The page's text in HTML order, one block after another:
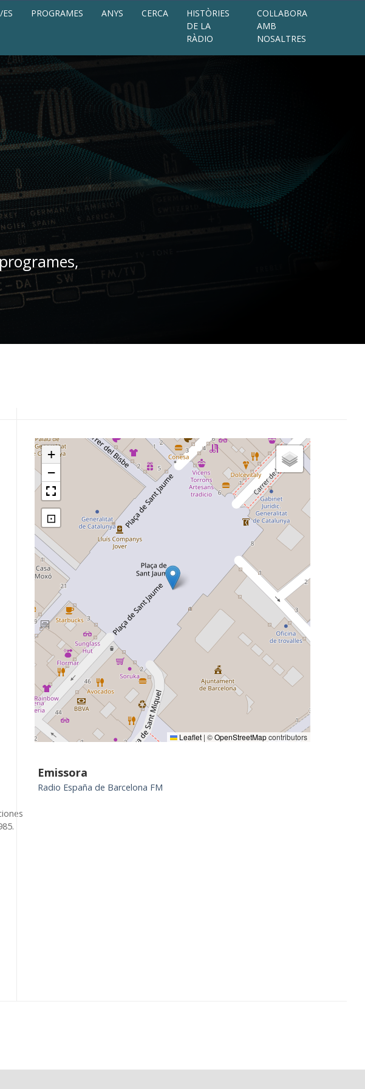
PROGRAMES ANYS CERCA
HISTÒRIES
DE LA
RÀDIO
COL·LABORA
AMB
NOSALTRES
+
−
⊡
Leaflet | ©OpenStreetMapcontributors
Emissora
Radio España de Barcelona FM